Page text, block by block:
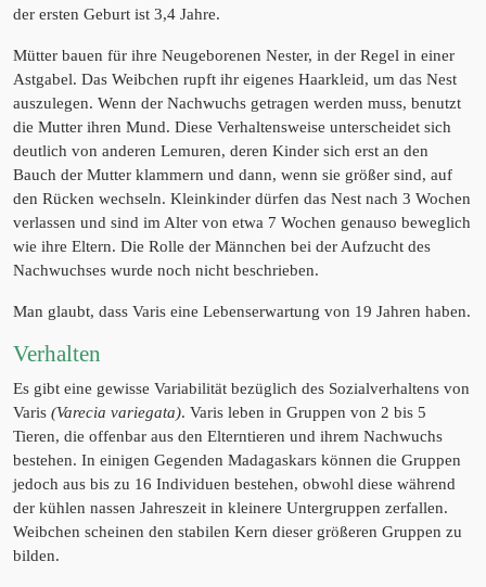
der ersten Geburt ist 3,4 Jahre.
Mütter bauen für ihre Neugeborenen Nester, in der Regel in einer
Astgabel. Das Weibchen rupft ihr eigenes Haarkleid, um das Nest
auszulegen. Wenn der Nachwuchs getragen werden muss, benutzt
die Mutter ihren Mund. Diese Verhaltensweise unterscheidet sich
deutlich von anderen Lemuren, deren Kinder sich erst an den
Bauch der Mutter klammern und dann, wenn sie größer sind, auf
den Rücken wechseln. Kleinkinder dürfen das Nest nach 3 Wochen
verlassen und sind im Alter von etwa 7 Wochen genauso beweglich
wie ihre Eltern. Die Rolle der Männchen bei der Aufzucht des
Nachwuchses wurde noch nicht beschrieben.
Man glaubt, dass Varis eine Lebenserwartung von 19 Jahren haben.
Verhalten
Es gibt eine gewisse Variabilität bezüglich des Sozialverhaltens von
Varis (Varecia variegata). Varis leben in Gruppen von 2 bis 5
Tieren, die offenbar aus den Elterntieren und ihrem Nachwuchs
bestehen. In einigen Gegenden Madagaskars können die Gruppen
jedoch aus bis zu 16 Individuen bestehen, obwohl diese während
der kühlen nassen Jahreszeit in kleinere Untergruppen zerfallen.
Weibchen scheinen den stabilen Kern dieser größeren Gruppen zu
bilden.